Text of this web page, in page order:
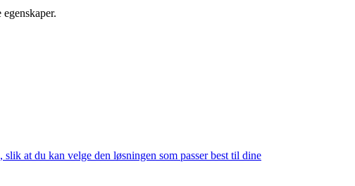
at du kan velge den løsningen som passer best til dine